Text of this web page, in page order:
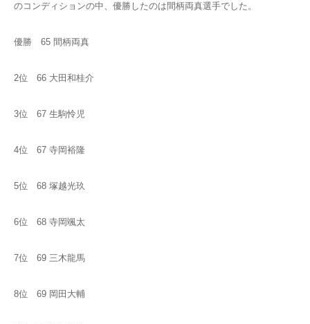
のコンディションの中、優勝したのは間柄両真選手でした。
優勝 65 間柄両真
2位 66 大田和桂介
3位 67 生駒怜児
4位 67 寺岡裕隆
5位 68 塚越光玖
6位 68 寺岡颯太
7位 69 三木龍馬
8位 69 岡田大輔